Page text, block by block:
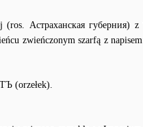
(ros. Астраханская губерния)
zwieńczonym szarfą z
(orzełek).